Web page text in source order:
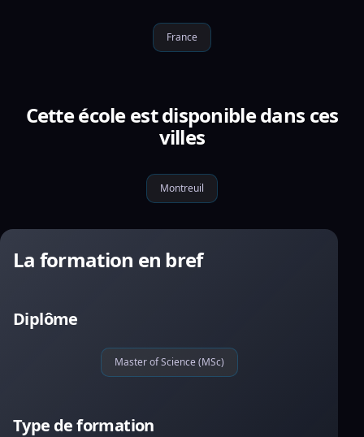
France
Cette école est disponible dans ces
villes
Montreuil
La formation en bref
Diplôme
Master of Science (MSc)
Type de formation